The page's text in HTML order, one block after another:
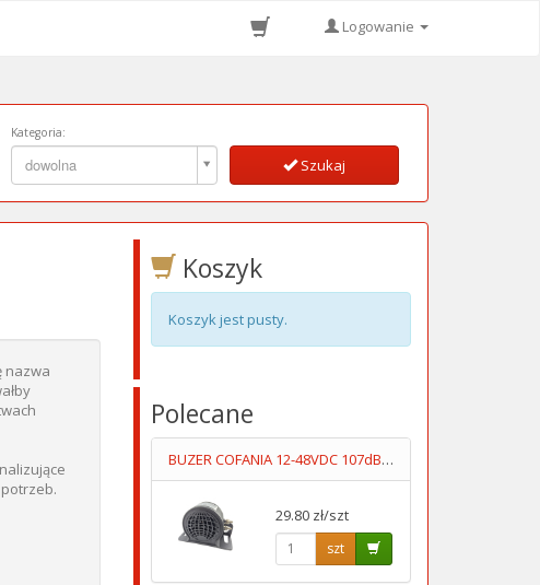
Logowanie
Kategoria:
dowolna
Kategoria:
Szukaj
nazwa
Koszyk
Koszyk jest pusty.
Polecane
BUZER COFANIA 12-48VDC 107dB "SYGNAŁ COFANIA"
29.80 zł/szt
szt